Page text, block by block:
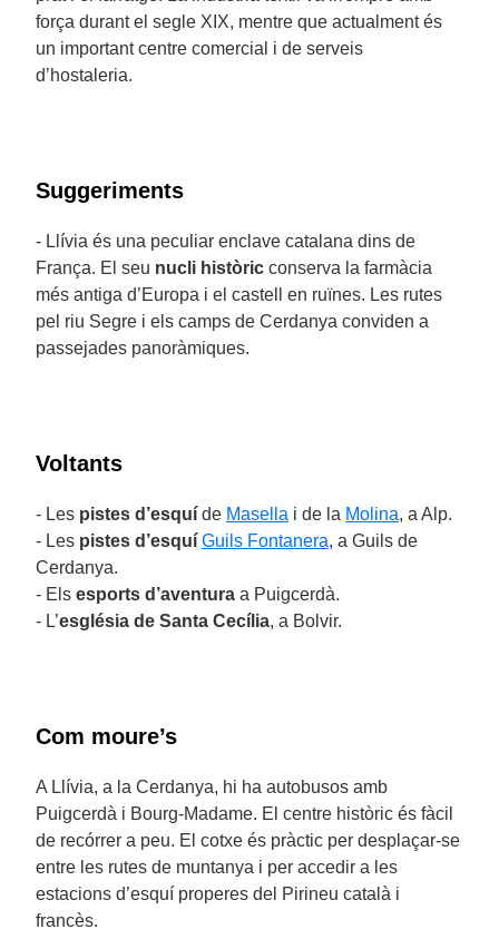
força durant el segle XIX, mentre que actualment és
un important centre comercial i de serveis
d’hostaleria.
Suggeriments
- Llívia és una peculiar enclave catalana dins de
França. El seu nucli històric conserva la farmàcia
més antiga d’Europa i el castell en ruïnes. Les rutes
pel riu Segre i els camps de Cerdanya conviden a
passejades panoràmiques.
Voltants
- Les pistes d’esquí de Masella i de la Molina, a Alp.
- Les pistes d’esquí Guils Fontanera, a Guils de
Cerdanya.
- Els esports d’aventura a Puigcerdà.
- L’església de Santa Cecília, a Bolvir.
Com moure’s
A Llívia, a la Cerdanya, hi ha autobusos amb
Puigcerdà i Bourg-Madame. El centre històric és fàcil
de recórrer a peu. El cotxe és pràctic per desplaçar-se
entre les rutes de muntanya i per accedir a les
estacions d’esquí properes del Pirineu català i
francès.